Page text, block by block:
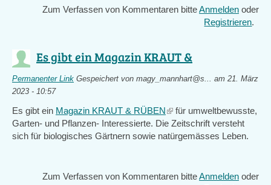
Zum Verfassen von Kommentaren bitteAnmelden oder
Registrieren.
Es gibt ein Magazin KRAUT &
Permanenter Link Gespeichert von magy_mannhart@s... am 21. März
2023 - 10:57
Es gibt ein Magazin KRAUT & RÜBEN(link
is
external)
für umweltbewusste,
Garten- und Pflanzen- Interessierte. Die Zeitschrift versteht
sich für biologisches Gärtnern sowie natürgemässes Leben.
Zum Verfassen von Kommentaren bitteAnmelden oder